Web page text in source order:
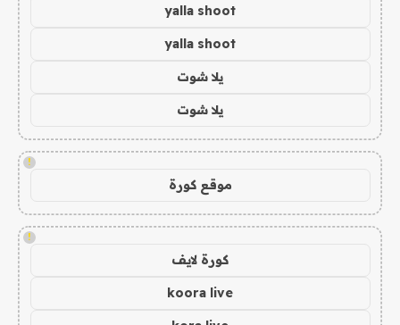
yalla shoot
yalla shoot
يلا شوت
يلا شوت
!
موقع كورة
!
كورة لايف
koora live